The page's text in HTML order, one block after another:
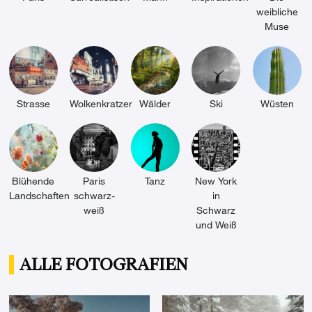
weibliche
Muse
Strasse Wolkenkratzer Wälder Ski Wüsten
Blühende
Landschaften
Paris
schwarz-
weiß
Tanz
New York
in
Schwarz
und Weiß
ALLE FOTOGRAFIEN